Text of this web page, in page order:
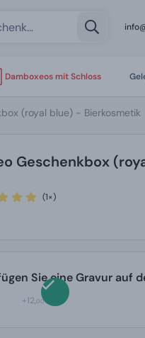
Damboxeos mit Schloss
(royal blue) - Bierkosmetik
Geschenkbox
(1×)
Sie eine Gravur auf
+12,00 €